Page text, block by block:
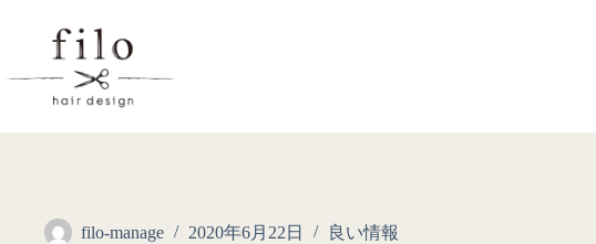
filo-manage 2020年6月22日 良い情報